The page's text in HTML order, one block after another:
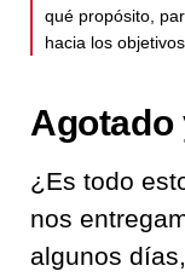
qué propósito,
hacia los
Agotado
¿Es todo
nos
algunos